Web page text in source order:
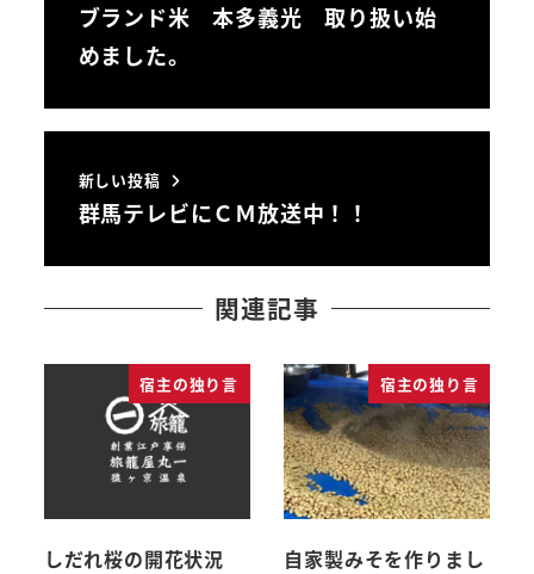
ブランド米 本多義光 取り扱い始
めました。
新しい投稿
群馬テレビにＣＭ放送中！！
関連記事
宿主の独り言
しだれ桜の開花状況
宿主の独り言
自家製みそを作りまし